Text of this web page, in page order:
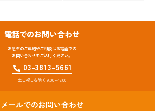
電話でのお問い合わせ
お急ぎのご連絡やご相談はお電話での
お問い合わせをご活用ください。
03-3813-5661
土日祝日を除く 9:00～17:00
メールでのお問い合わせ